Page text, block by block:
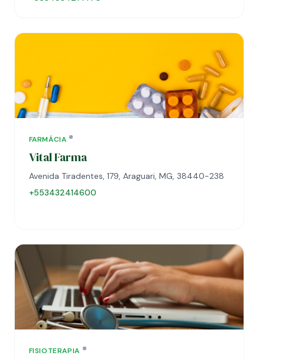
FARMÁCIA
Vital Farma
Avenida Tiradentes, 179, Araguari, MG, 38440-238
+553432414600
FISIOTERAPIA